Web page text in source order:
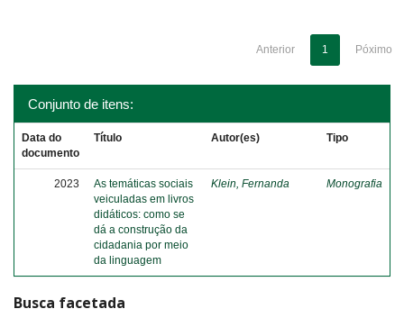
Anterior 1 Póximo
Conjunto de itens:
Data do
documento
Título Autor(es) Tipo
2023
As temáticas sociais
veiculadas em livros
didáticos: como se
dá a construção da
cidadania por meio
da linguagem
Klein, Fernanda Monografia
Busca facetada